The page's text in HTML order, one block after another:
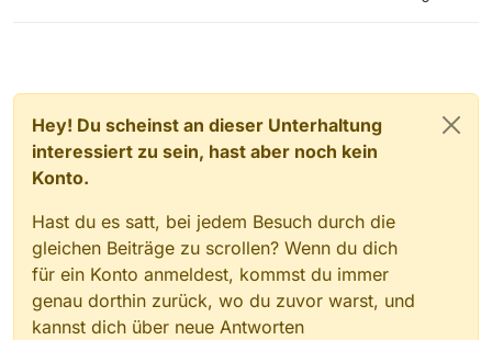
Hey! Du scheinst an dieser Unterhaltung
interessiert zu sein, hast aber noch kein
Konto.
Hast du es satt, bei jedem Besuch durch die
gleichen Beiträge zu scrollen? Wenn du dich
für ein Konto anmeldest, kommst du immer
genau dorthin zurück, wo du zuvor warst, und
kannst dich über neue Antworten